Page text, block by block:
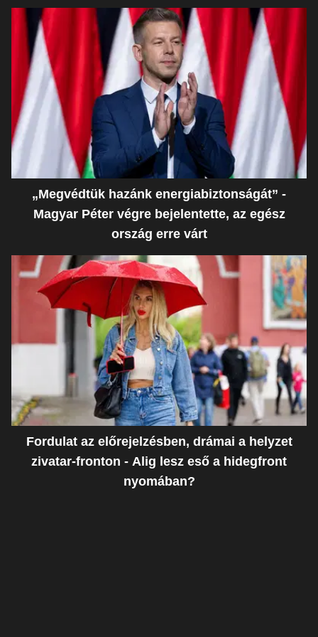
„Megvédtük hazánk energiabiztonságát” -
Magyar Péter végre bejelentette, az egész
ország erre várt
Fordulat az előrejelzésben, drámai a helyzet
zivatar-fronton - Alig lesz eső a hidegfront
nyomában?